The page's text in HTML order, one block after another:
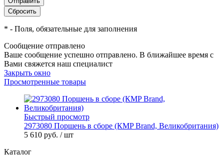
* - Поля, обязательные для заполнения
Сообщение отправлено
Ваше сообщение успешно отправлено. В ближайшее время с
Вами свяжется наш специалист
Закрыть окно
Просмотренные товары
Быстрый просмотр
2973080 Поршень в сборе (КMP Brand, Великобритания)
5 610 руб. / шт
Каталог